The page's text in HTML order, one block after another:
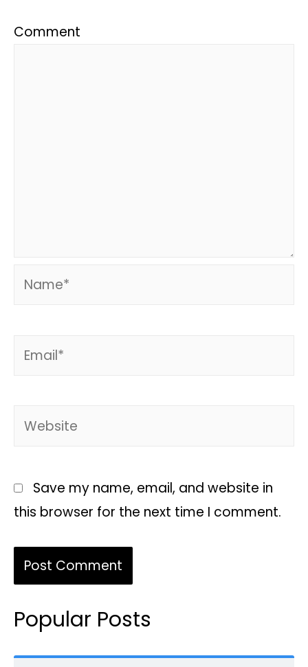
Comment
Save my name, email, and website in
this browser for the next time I comment.
Popular Posts